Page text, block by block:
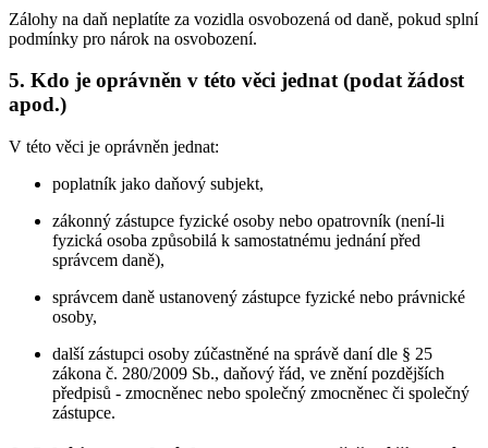
Zálohy na daň neplatíte za vozidla osvobozená od daně, pokud splní
podmínky pro nárok na osvobození.
5. Kdo je oprávněn v této věci jednat (podat žádost
apod.)
V této věci je oprávněn jednat:
poplatník jako daňový subjekt,
zákonný zástupce fyzické osoby nebo opatrovník (není-li
fyzická osoba způsobilá k samostatnému jednání před
správcem daně),
správcem daně ustanovený zástupce fyzické nebo právnické
osoby,
další zástupci osoby zúčastněné na správě daní dle § 25
zákona č. 280/2009 Sb., daňový řád, ve znění pozdějších
předpisů - zmocněnec nebo společný zmocněnec či společný
zástupce.